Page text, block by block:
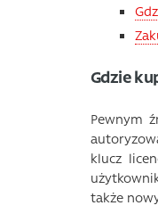
Gdzie
Pewnym
klucz
także